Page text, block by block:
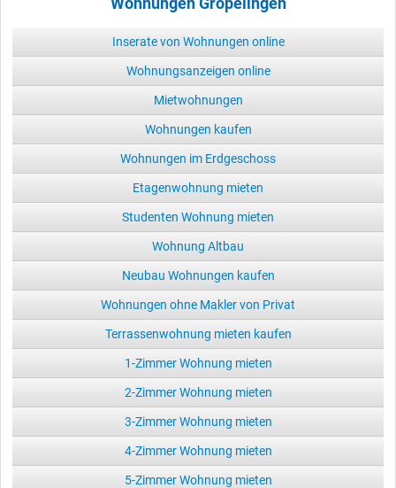
Inserate von Wohnungen online
Wohnungsanzeigen online
Mietwohnungen
Wohnungen kaufen
Wohnungen im Erdgeschoss
Etagenwohnung mieten
Studenten Wohnung mieten
Wohnung Altbau
Neubau Wohnungen kaufen
Wohnungen ohne Makler von Privat
Terrassenwohnung mieten kaufen
1-Zimmer Wohnung mieten
2-Zimmer Wohnung mieten
3-Zimmer Wohnung mieten
4-Zimmer Wohnung mieten
5-Zimmer Wohnung mieten